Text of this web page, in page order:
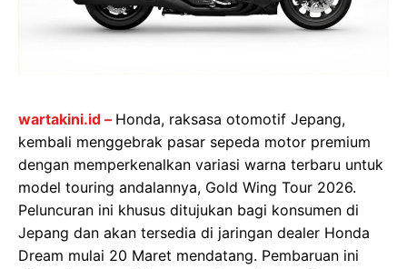
wartakini.id – Honda, raksasa otomotif Jepang,
kembali menggebrak pasar sepeda motor premium
dengan memperkenalkan variasi warna terbaru untuk
model touring andalannya, Gold Wing Tour 2026.
Peluncuran ini khusus ditujukan bagi konsumen di
Jepang dan akan tersedia di jaringan dealer Honda
Dream mulai 20 Maret mendatang. Pembaruan ini